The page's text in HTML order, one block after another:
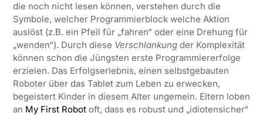
die noch nicht lesen können, verstehen durch die
Symbole, welcher Programmierblock welche Aktion
auslöst (z.B. ein Pfeil für „fahren“ oder eine Drehung für
„wenden“). Durch diese Verschlankungder Komplexität
können schon die Jüngsten erste Programmiererfolge
erzielen. Das Erfolgserlebnis, einen selbstgebauten
Roboter über das Tablet zum Leben zu erwecken,
begeistert Kinder in diesem Alter ungemein. Eltern loben
an My First Robotoft, dass es robust und „idiotensicher“